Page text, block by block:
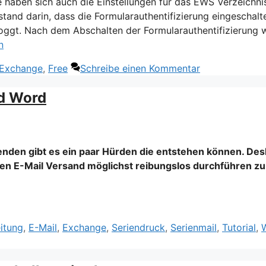
darin, dass die Formularauthentifizierung
Nach dem Abschalten der Formularauthentifizierung
, Free Schreibe einen Kommentar
Word
gibt es ein paar Hürden die entstehen können.
E-Mail Versand möglichst reibungslos durchführen zu
, E-Mail, Exchange, Seriendruck, Serienmail, Tutorial,